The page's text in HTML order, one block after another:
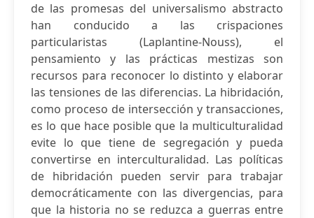
de las promesas del universalismo abstracto
han conducido a las crispaciones
particularistas (Laplantine-Nouss), el
pensamiento y las prácticas mestizas son
recursos para reconocer lo distinto y elaborar
las tensiones de las diferencias. La hibridación,
como proceso de intersección y transacciones,
es lo que hace posible que la multiculturalidad
evite lo que tiene de segregación y pueda
convertirse en interculturalidad. Las políticas
de hibridación pueden servir para trabajar
democráticamente con las divergencias, para
que la historia no se reduzca a guerras entre